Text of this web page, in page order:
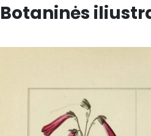
Botaninės